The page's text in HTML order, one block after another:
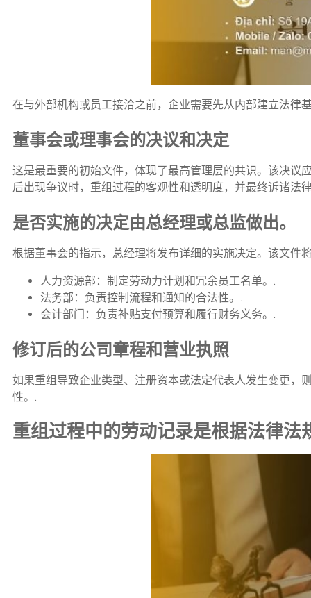
在与外部机构或员工接洽之前，企业需要先从内部建立法律
董事会或理事会的决议和决定
这是最重要的初始文件，体现了最高管理层的共识。该决议
后出现争议时，重组过程的客观性和透明度，并最终诉诸法
是否实施的决定由总经理或总监做出。
根据董事会的指示，总经理将发布详细的实施决定。该文件
人力资源部：制定劳动力计划和冗余员工名单。.
法务部：负责控制流程和通知的合法性。.
会计部门：负责补贴支付预算和履行财务义务。.
修订后的公司章程和营业执照
如果重组导致企业类型、注册资本或法定代表人发生变更，
性。.
重组过程中的劳动记录是根据法律法